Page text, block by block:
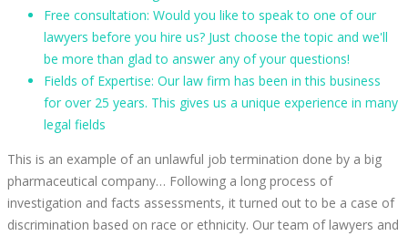
Free consultation: Would you like to speak to one of our
lawyers before you hire us? Just choose the topic and we'll
be more than glad to answer any of your questions!
Fields of Expertise: Our law firm has been in this business
for over 25 years. This gives us a unique experience in many
legal fields
This is an example of an unlawful job termination done by a big
pharmaceutical company… Following a long process of
investigation and facts assessments, it turned out to be a case of
discrimination based on race or ethnicity. Our team of lawyers and